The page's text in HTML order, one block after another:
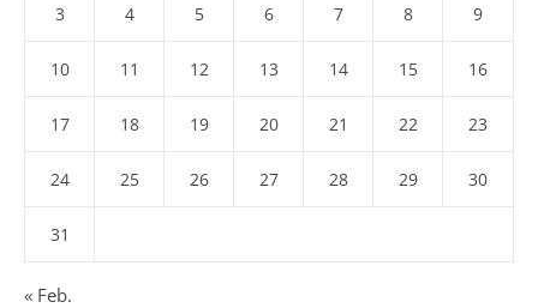
3 4 5 6 7 8 9
10 11 12 13 14 15 16
17 18 19 20 21 22 23
24 25 26 27 28 29 30
31
« Feb.